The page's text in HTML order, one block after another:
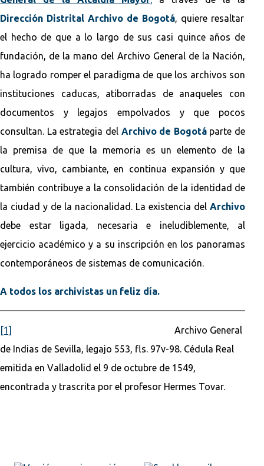
Dirección Distrital Archivo de Bogotá, quiere resaltar
el hecho de que a lo largo de sus casi quince años de
fundación, de la mano del Archivo General de la Nación,
ha logrado romper el paradigma de que los archivos son
instituciones caducas, atiborradas de anaqueles con
documentos y legajos empolvados y que pocos
consultan. La estrategia del Archivo de Bogotáparte de
la premisa de que la memoria es un elemento de la
cultura, vivo, cambiante, en continua expansión y que
también contribuye a la consolidación de la identidad de
la ciudad y de la nacionalidad. La existencia del Archivo
debe estar ligada, necesaria e ineludiblemente, al
ejercicio académico y a su inscripción en los panoramas
contemporáneos de sistemas de comunicación.
A todos los archivistas un feliz día.
[1]
Archivo General
de Indias de Sevilla, legajo 553, fls. 97v-98. Cédula Real
emitida en Valladolid el 9 de octubre de 1549,
encontrada y trascrita por el profesor Hermes Tovar.